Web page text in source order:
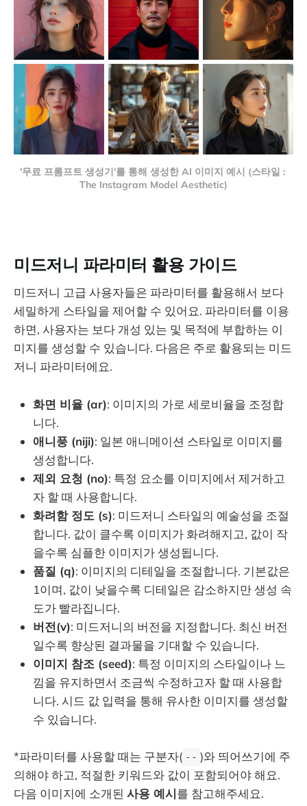
'무료 프롬프트 생성기'를 통해 생성한 AI 이미지 예시 (스타일 :
The Instagram Model Aesthetic)
미드저니 파라미터 활용 가이드
미드저니 고급 사용자들은 파라미터를 활용해서 보다
세밀하게 스타일을 제어할 수 있어요. 파라미터를 이용
하면, 사용자는 보다 개성 있는 및 목적에 부합하는 이
미지를 생성할 수 있습니다. 다음은 주로 활용되는 미드
저니 파라미터에요.
화면 비율 (ar): 이미지의 가로 세로비율을 조정합
니다.
애니풍 (niji): 일본 애니메이션 스타일로 이미지를
생성합니다.
제외 요청 (no): 특정 요소를 이미지에서 제거하고
자 할 때 사용합니다.
화려함 정도 (s): 미드저니 스타일의 예술성을 조절
합니다. 값이 클수록 이미지가 화려해지고, 값이 작
을수록 심플한 이미지가 생성됩니다.
품질 (q): 이미지의 디테일을 조절합니다. 기본값은
1이며, 값이 낮을수록 디테일은 감소하지만 생성 속
도가 빨라집니다.
버전(v): 미드저니의 버전을 지정합니다. 최신 버전
일수록 향상된 결과물을 기대할 수 있습니다.
이미지 참조 (seed): 특정 이미지의 스타일이나 느
낌을 유지하면서 조금씩 수정하고자 할 때 사용합
니다. 시드 값 입력을 통해 유사한 이미지를 생성할
수 있습니다.
*파라미터를 사용할 때는 구분자( -- )와 띄어쓰기에 주
의해야 하고, 적절한 키워드와 값이 포함되어야 해요.
다음 이미지에 소개된 사용 예시를 참고해주세요.